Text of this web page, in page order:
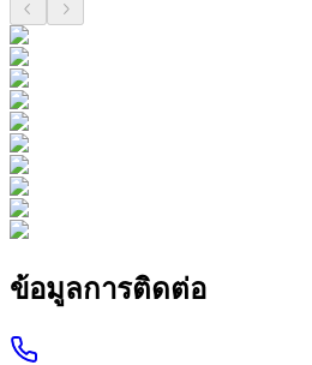
ข้อมูลการติดต่อ